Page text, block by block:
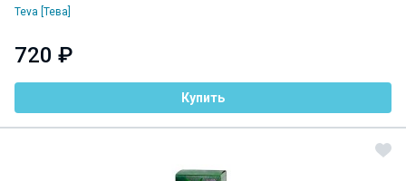
Teva [Тева]
720 ₽
Купить